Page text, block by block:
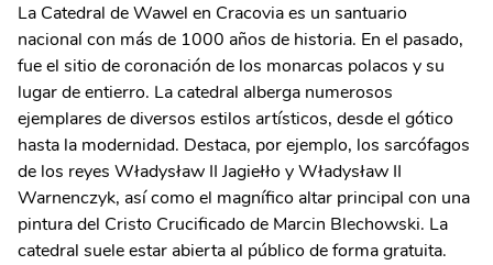
La Catedral de Wawel en Cracovia es un santuario
nacional con más de 1000 años de historia. En el pasado,
fue el sitio de coronación de los monarcas polacos y su
lugar de entierro. La catedral alberga numerosos
ejemplares de diversos estilos artísticos, desde el gótico
hasta la modernidad. Destaca, por ejemplo, los sarcófagos
de los reyes Władysław II Jagiełło y Władysław II
Warnenczyk, así como el magnífico altar principal con una
pintura del Cristo Crucificado de Marcin Blechowski. La
catedral suele estar abierta al público de forma gratuita.